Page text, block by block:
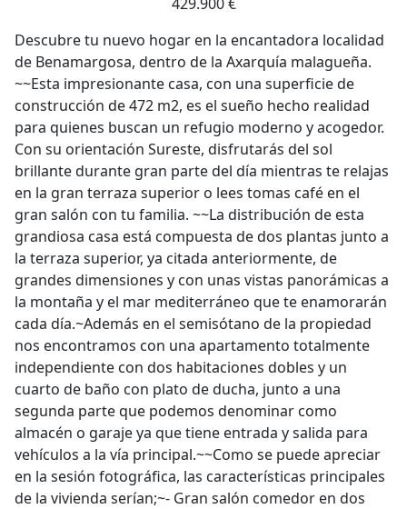
Descubre tu nuevo hogar en la encantadora localidad
de Benamargosa, dentro de la Axarquía malagueña.
~~Esta impresionante casa, con una superficie de
construcción de 472 m2, es el sueño hecho realidad
para quienes buscan un refugio moderno y acogedor.
Con su orientación Sureste, disfrutarás del sol
brillante durante gran parte del día mientras te relajas
en la gran terraza superior o lees tomas café en el
gran salón con tu familia. ~~La distribución de esta
grandiosa casa está compuesta de dos plantas junto a
la terraza superior, ya citada anteriormente, de
grandes dimensiones y con unas vistas panorámicas a
la montaña y el mar mediterráneo que te enamorarán
cada día.~Además en el semisótano de la propiedad
nos encontramos con una apartamento totalmente
independiente con dos habitaciones dobles y un
cuarto de baño con plato de ducha, junto a una
segunda parte que podemos denominar como
almacén o garaje ya que tiene entrada y salida para
vehículos a la vía principal.~~Como se puede apreciar
en la sesión fotográfica, las características principales
de la vivienda serían;~- Gran salón comedor en dos